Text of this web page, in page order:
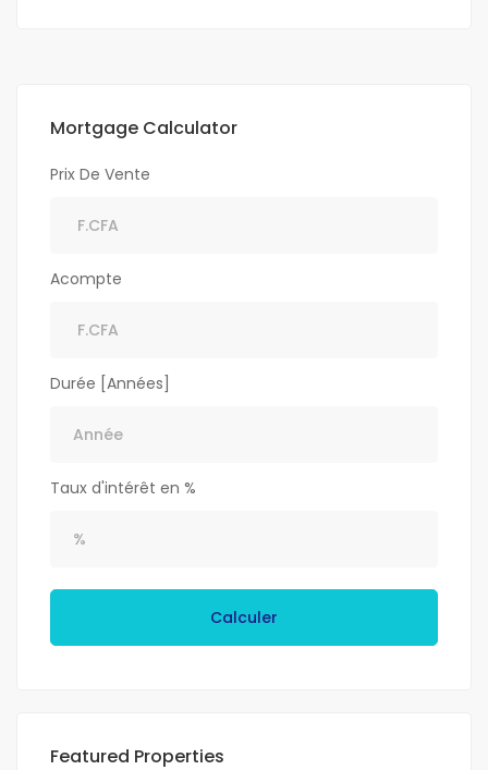
Mortgage Calculator
Prix De Vente
Acompte
Durée [Années]
Taux d'intérêt en %
Calculer
Featured Properties